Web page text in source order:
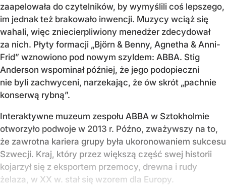
zaapelowała do czytelników, by wymyślili coś lepszego,
im jednak też brakowało inwencji. Muzycy wciąż się
wahali, więc zniecierpliwiony menedżer zdecydował
za nich. Płyty formacji „Björn & Benny, Agnetha & Anni-
Frid” wznowiono pod nowym szyldem: ABBA. Stig
Anderson wspominał później, że jego podopieczni
nie byli zachwyceni, narzekając, że ów skrót „pachnie
konserwą rybną”.
Interaktywne muzeum zespołu ABBA w Sztokholmie
otworzyło podwoje w 2013 r. Późno, zważywszy na to,
że zawrotna kariera grupy była ukoronowaniem sukcesu
Szwecji. Kraj, który przez większą część swej historii
kojarzył się z eksportem przemocy, drewna i rudy
żelaza, w XX w. stał się wzorem dla Europy.